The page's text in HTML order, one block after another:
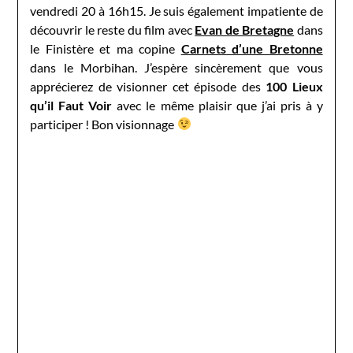
vendredi 20 à 16h15. Je suis également impatiente de
découvrir le reste du film avec Evan de Bretagne dans
le Finistère et ma copine Carnets d’une Bretonne
dans le Morbihan. J’espère sincèrement que vous
apprécierez de visionner cet épisode des100 Lieux
qu’il Faut Voiravec le même plaisir que j’ai pris à y
participer ! Bon visionnage